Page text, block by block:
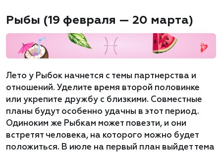
Рыбы (19 февраля — 20 марта)
Лето у Рыбок начнется с темы партнерства и
отношений. Уделите время второй половинке
или укрепите дружбу с близкими. Совместные
планы будут особенно удачны в этот период.
Одиноким же Рыбкам может повезти, и они
встретят человека, на которого можно будет
положиться. В июле на первый план выйдет тема